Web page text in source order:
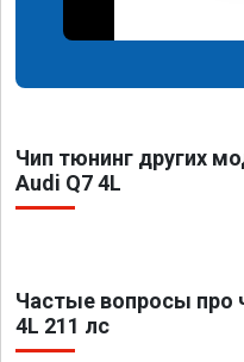
Чип тюнинг других
Audi Q7 4L
Частые вопросы про
4L 211 лс